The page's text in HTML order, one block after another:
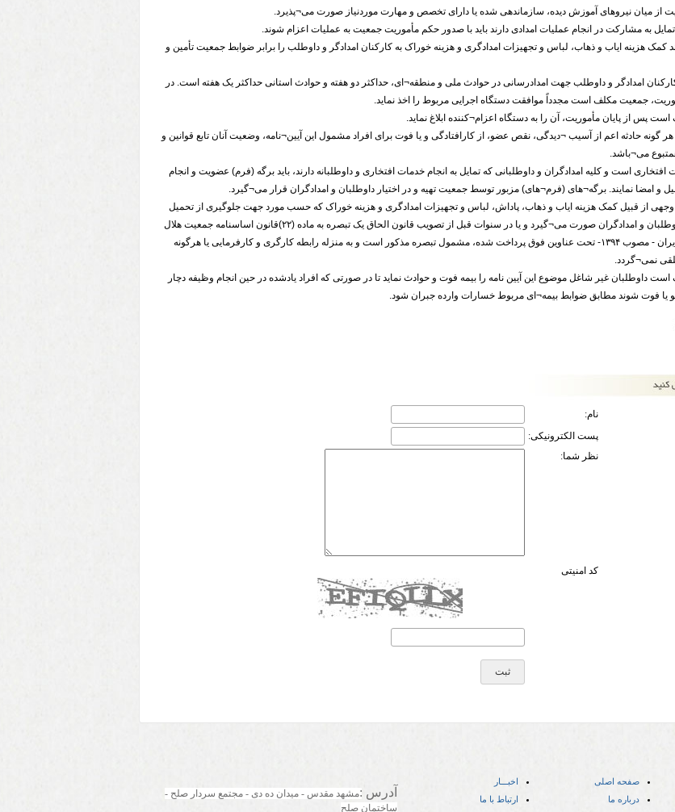
کمک هزینه ایاب و ذهاب، لباس و تجهیزات امدادگری و هزینه خوراک به کارکنان امدادگر و داوطلب را برابر ضوابط جمعیت تأمین و
کارکنان امدادگر و داوطلب جهت امدادرسانی در حوادث ملی و منطقه¬ای، حداکثر دو هفته و حوادث استانی حداکثر یک هفته است. در
جمعیت مکلف است مجدداً موافقت دستگاه اجرایی مربوط را اخذ نماید.
پس از پایان مأموریت، آن را به دستگاه اعزام¬کننده ابلاغ نماید.
هر گونه حادثه اعم از آسیب ¬دیدگی، نقص عضو، از کارافتادگی و یا فوت برای افراد مشمول این آیین¬نامه، وضعیت آنان تابع قوانین و
می¬باشد.
افتخاری است و کلیه امدادگران و داوطلبانی که تمایل به انجام خدمات افتخاری و داوطلبانه دارند، باید برگه (فرم) عضویت و انجام
و امضا نمایند. برگه¬های (فرم¬های) مزبور توسط جمعیت تهیه و در اختیار داوطلبان و امدادگران قرار می¬گیرد.
وجهی از قبیل کمک هزینه ایاب و ذهاب، پاداش، لباس و تجهیزات امدادگری و هزینه خوراک که حسب مورد جهت جلوگیری از تحمیل
هزینه¬های اضافی به داوطلبان و امدادگران صورت می¬گیرد و یا در سنوات قبل از تصویب قانون الحاق یک تبصره به ماده (۲۲)قانون اساسنامه جمعیت هلال
احمر جمهوری اسلامی ایران - مصوب ۱۳۹۴- تحت عناوین فوق پرداخت شده، مشمول تبصره مذکور است و به منزله رابطه کارگری و کارفرمایی یا هرگونه
نمی¬گردد.
داوطلبان غیر شاغل موضوع این آیین نامه را بیمه فوت و حوادث نماید تا در صورتی که افراد یادشده در حین انجام وظیفه دچار
فوت شوند مطابق ضوابط بیمه¬ای مربوط خسارات وارده جبران شود.
نام:
پست الکترونیکی:
نظر شما:
کد امنیتی
صفحه اصلی
اخبـــار
درباره ما
ارتباط با ما آدرس :
ساختمان صلح